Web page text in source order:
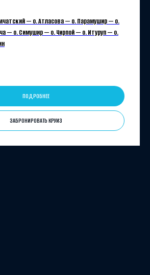
— о. Атласова — о. Парамушир — о.
— о. Симушир — о. Чирпой — о. Итуруп — о.
ПОДРОБНЕЕ
ЗАБРОНИРОВАТЬ КРУИЗ